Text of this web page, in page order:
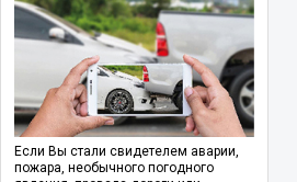
Если Вы стали свидетелем аварии,
пожара, необычного погодного